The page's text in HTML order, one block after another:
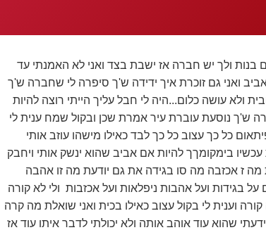
ולך יש חברה אז ישבת בצד ואני לא האמנתי עד
ואני גם זוכרת איך ידידה ש'ך סיפרה לי שחברה ש'ך
ולא עושה כלום...היה לי חבל עליך הייתי רוצה להיות
ש'ך נוסעת עוברת עיר אמרת שכן ובקול שמח ענית לי
כל כך עצוב כל כך לבד כאילו מישהו עוזב אותי
בימקומךך להיות אם אביב שהוא ינשק אותי ויחבק
ז אכזבה מה סו בגידה את גם יודעת מה זו אהבה
בגידות ועל אהבות ניפלאות ועל אכזבות ולי לא קורה
וענית לי בקול עצוב כאילו בכית ואני שואלת מה קרה
שהוא עוד אוהב אותה ולא יכולתי לדבר איתו עוד אז